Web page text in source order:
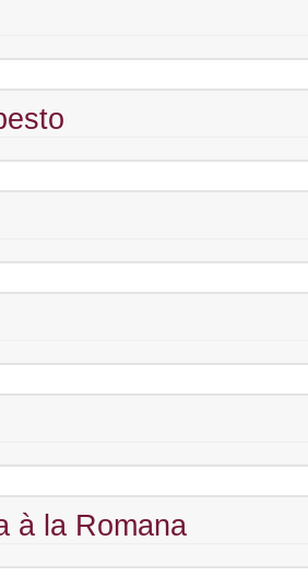
à la Romana